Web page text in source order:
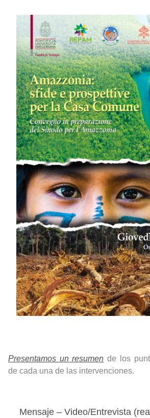
Presentamos un resumen de los
de cada una de las intervenciones.
Mensaje – Video/Entrevista